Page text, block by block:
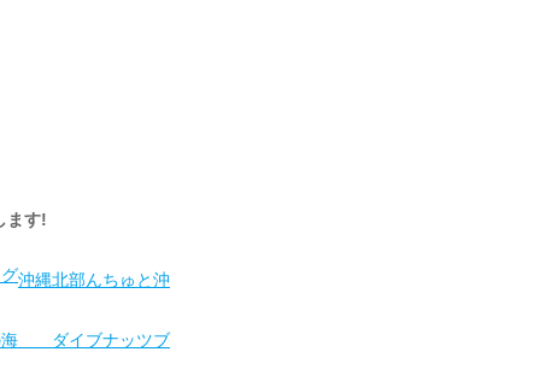
ます!
沖縄北部んちゅと沖
海 ダイブナッツブ